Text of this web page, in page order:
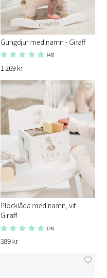
Gungdjur med namn - Giraff
(48)
1 269 kr
Plocklåda med namn, vit -
Giraff
(26)
389 kr